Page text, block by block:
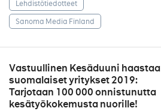
Lehdistötiedotteet
Sanoma Media Finland
Vastuullinen Kesäduuni haastaa
suomalaiset yritykset 2019:
Tarjotaan 100 000 onnistunutta
kesätyökokemusta nuorille!